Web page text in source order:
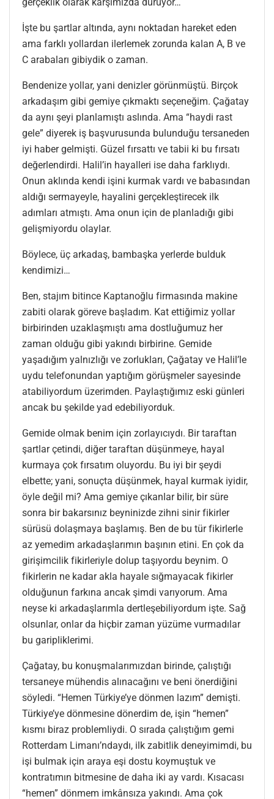
İşte bu şartlar altında, aynı noktadan hareket eden
ama farklı yollardan ilerlemek zorunda kalan A, B ve
C arabaları gibiydik o zaman.
Bendenize yollar, yani denizler görünmüştü. Birçok
arkadaşım gibi gemiye çıkmaktı seçeneğim. Çağatay
da aynı şeyi planlamıştı aslında. Ama “haydi rast
gele” diyerek iş başvurusunda bulunduğu tersaneden
iyi haber gelmişti. Güzel fırsattı ve tabii ki bu fırsatı
değerlendirdi. Halil’in hayalleri ise daha farklıydı.
Onun aklında kendi işini kurmak vardı ve babasından
aldığı sermayeyle, hayalini gerçekleştirecek ilk
adımları atmıştı. Ama onun için de planladığı gibi
gelişmiyordu olaylar.
Böylece, üç arkadaş, bambaşka yerlerde bulduk
kendimizi…
Ben, stajım bitince Kaptanoğlu firmasında makine
zabiti olarak göreve başladım. Kat ettiğimiz yollar
birbirinden uzaklaşmıştı ama dostluğumuz her
zaman olduğu gibi yakındı birbirine. Gemide
yaşadığım yalnızlığı ve zorlukları, Çağatay ve Halil’le
uydu telefonundan yaptığım görüşmeler sayesinde
atabiliyordum üzerimden. Paylaştığımız eski günleri
ancak bu şekilde yad edebiliyorduk.
Gemide olmak benim için zorlayıcıydı. Bir taraftan
şartlar çetindi, diğer taraftan düşünmeye, hayal
kurmaya çok fırsatım oluyordu. Bu iyi bir şeydi
elbette; yani, sonuçta düşünmek, hayal kurmak iyidir,
öyle değil mi? Ama gemiye çıkanlar bilir, bir süre
sonra bir bakarsınız beyninizde zihni sinir fikirler
sürüsü dolaşmaya başlamış. Ben de bu tür fikirlerle
az yemedim arkadaşlarımın başının etini. En çok da
girişimcilik fikirleriyle dolup taşıyordu beynim. O
fikirlerin ne kadar akla hayale sığmayacak fikirler
olduğunun farkına ancak şimdi varıyorum. Ama
neyse ki arkadaşlarımla dertleşebiliyordum işte. Sağ
olsunlar, onlar da hiçbir zaman yüzüme vurmadılar
bu garipliklerimi.
Çağatay, bu konuşmalarımızdan birinde, çalıştığı
tersaneye mühendis alınacağını ve beni önerdiğini
söyledi. “Hemen Türkiye’ye dönmen lazım” demişti.
Türkiye’ye dönmesine dönerdim de, işin “hemen”
kısmı biraz problemliydi. O sırada çalıştığım gemi
Rotterdam Limanı’ndaydı, ilk zabitlik deneyimimdi, bu
işi bulmak için araya eşi dostu koymuştuk ve
kontratımın bitmesine de daha iki ay vardı. Kısacası
“hemen” dönmem imkânsıza yakındı. Ama çok